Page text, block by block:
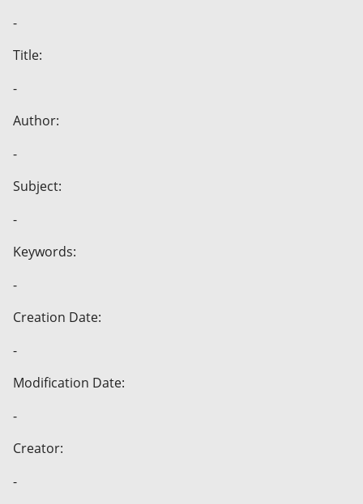
-
Title:
-
Author:
-
Subject:
-
Keywords:
-
Creation Date:
-
Modification Date:
-
Creator:
-